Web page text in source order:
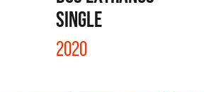
SINGLE
2020